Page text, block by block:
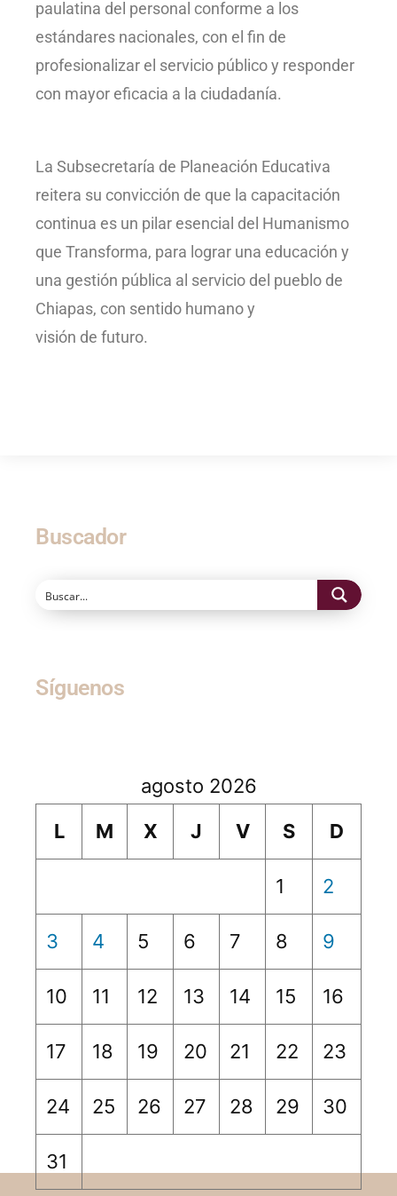
paulatina del personal conforme a los
estándares nacionales, con el fin de
profesionalizar el servicio público y responder
con mayor eficacia a la ciudadanía.
La Subsecretaría de Planeación Educativa
reitera su convicción de que la capacitación
continua es un pilar esencial del Humanismo
que Transforma, para lograr una educación y
una gestión pública al servicio del pueblo de
Chiapas, con sentido humano y
visión de futuro.
Buscador
Síguenos
agosto 2026
L
M X J V S D
1 2
3 4 5 6 7 8 9
10 11 12 13 14 15 16
17 18 19 20 21 22 23
24 25 26 27 28 29 30
31